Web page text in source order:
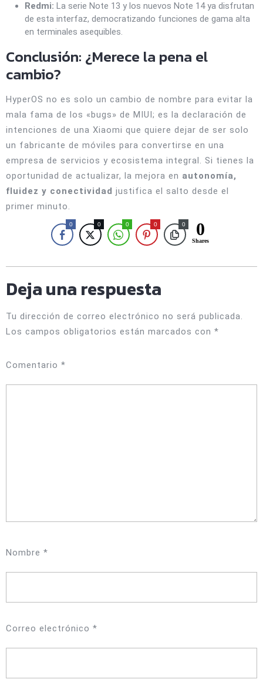
Redmi: La serie Note 13 y los nuevos Note 14 ya disfrutan
de esta interfaz, democratizando funciones de gama alta
en terminales asequibles.
Conclusión: ¿Merece la pena el
cambio?
HyperOS no es solo un cambio de nombre para evitar la
mala fama de los «bugs» de MIUI; es la declaración de
intenciones de una Xiaomi que quiere dejar de ser solo
un fabricante de móviles para convertirse en una
empresa de servicios y ecosistema integral. Si tienes la
oportunidad de actualizar, la mejora en autonomía,
fluidez y conectividad justifica el salto desde el
primer minuto.
0 0 0 0 0 0
Shares
Deja una respuesta
Tu dirección de correo electrónico no será publicada.
Los campos obligatorios están marcados con *
Comentario *
Nombre *
Correo electrónico *